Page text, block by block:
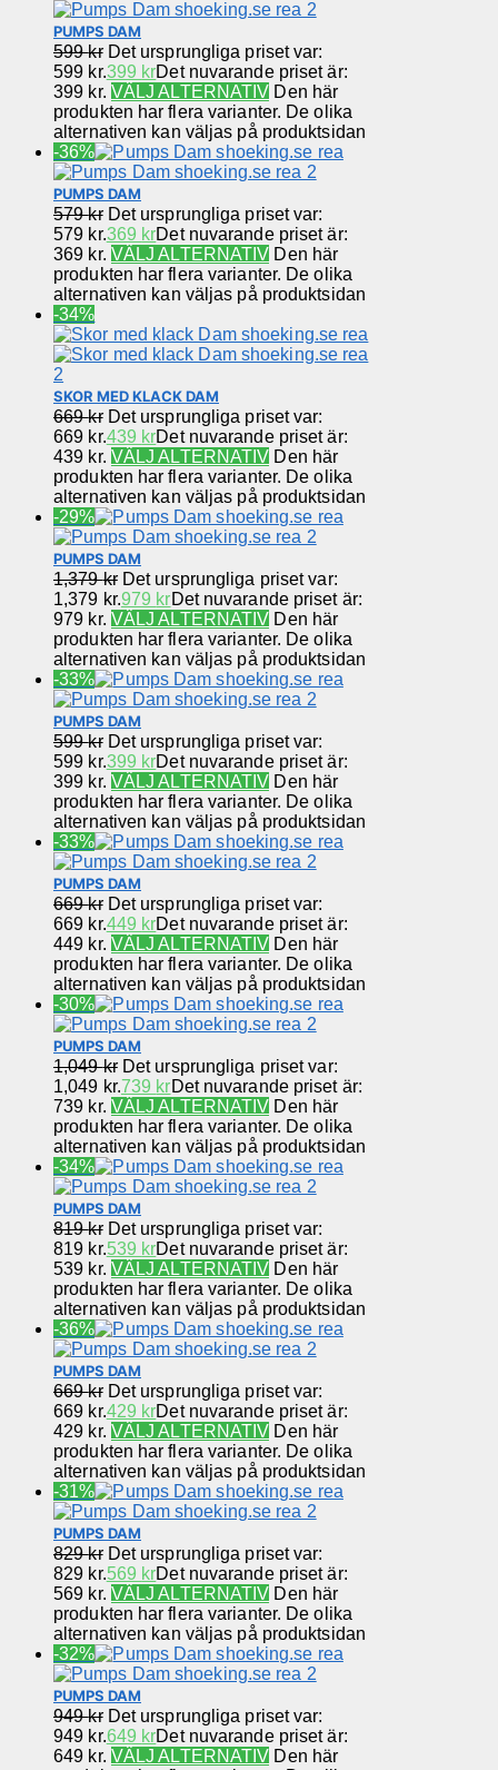
PUMPS DAM
599kr Det ursprungliga priset var:
599 kr.399 krDet nuvarande priset är:
399 kr. VÄLJ ALTERNATIV Den här
produkten har flera varianter. De olika
alternativen kan väljas på produktsidan
-36%
PUMPS DAM
579kr Det ursprungliga priset var:
579 kr.369 krDet nuvarande priset är:
369 kr. VÄLJ ALTERNATIV Den här
produkten har flera varianter. De olika
alternativen kan väljas på produktsidan
-34%
SKOR MED KLACK DAM
669kr Det ursprungliga priset var:
669 kr.439 krDet nuvarande priset är:
439 kr. VÄLJ ALTERNATIV Den här
produkten har flera varianter. De olika
alternativen kan väljas på produktsidan
-29%
PUMPS DAM
1,379kr Det ursprungliga priset var:
1,379 kr.979 krDet nuvarande priset är:
979 kr. VÄLJ ALTERNATIV Den här
produkten har flera varianter. De olika
alternativen kan väljas på produktsidan
-33%
PUMPS DAM
599kr Det ursprungliga priset var:
599 kr.399 krDet nuvarande priset är:
399 kr. VÄLJ ALTERNATIV Den här
produkten har flera varianter. De olika
alternativen kan väljas på produktsidan
-33%
PUMPS DAM
669kr Det ursprungliga priset var:
669 kr.449 krDet nuvarande priset är:
449 kr. VÄLJ ALTERNATIV Den här
produkten har flera varianter. De olika
alternativen kan väljas på produktsidan
-30%
PUMPS DAM
1,049kr Det ursprungliga priset var:
1,049 kr.739 krDet nuvarande priset är:
739 kr. VÄLJ ALTERNATIV Den här
produkten har flera varianter. De olika
alternativen kan väljas på produktsidan
-34%
PUMPS DAM
819kr Det ursprungliga priset var:
819 kr.539 krDet nuvarande priset är:
539 kr. VÄLJ ALTERNATIV Den här
produkten har flera varianter. De olika
alternativen kan väljas på produktsidan
-36%
PUMPS DAM
669kr Det ursprungliga priset var:
669 kr.429 krDet nuvarande priset är:
429 kr. VÄLJ ALTERNATIV Den här
produkten har flera varianter. De olika
alternativen kan väljas på produktsidan
-31%
PUMPS DAM
829kr Det ursprungliga priset var:
829 kr.569 krDet nuvarande priset är:
569 kr. VÄLJ ALTERNATIV Den här
produkten har flera varianter. De olika
alternativen kan väljas på produktsidan
-32%
PUMPS DAM
949kr Det ursprungliga priset var:
949 kr.649 krDet nuvarande priset är:
649 kr. VÄLJ ALTERNATIV Den här